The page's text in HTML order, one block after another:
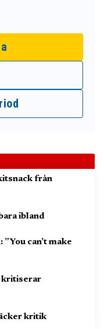
från
ibland
can’t make
kritiserar
kritik